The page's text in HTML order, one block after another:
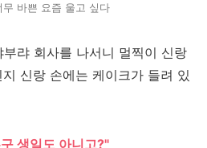
무 바쁜 요즘 울고 싶다
랴 회사를 나서니 멀찍이 신랑
신랑 손에는 케이크가 들려 있
생일도 아니고?"